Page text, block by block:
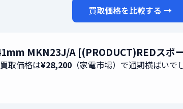
買取価格を比較する →
MKN23J/A [(PRODUCT)REDスポ
取価格は¥28,200 （家電市場）で通期横ばい